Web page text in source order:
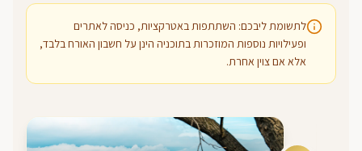
לתשומת ליבכם: השתתפות באטרקציות, כניסה לאתרים
ופעילויות נוספות המוזכרות בתוכניה הינן על חשבון האורח בלבד,
אלא אם צוין אחרת.